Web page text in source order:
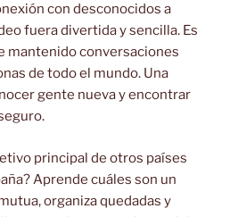
con desconocidos a
fuera divertida y sencilla. Es
mantenido conversaciones
de todo el mundo. Una
gente nueva y encontrar
principal de otros países
Aprende cuáles son un
organiza quedadas y